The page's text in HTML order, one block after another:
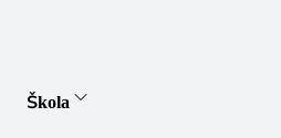
Škola